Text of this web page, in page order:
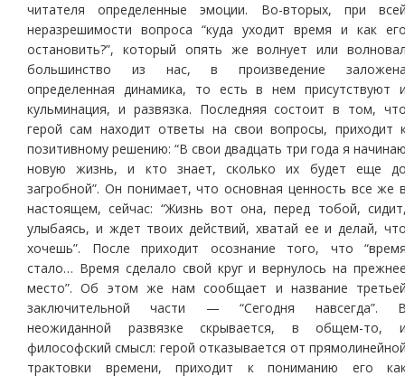
читателя определенные эмоции. Во-вторых, при
неразрешимости вопроса “куда уходит время и как
остановить?”, который опять же волнует или
большинство из нас, в произведение
определенная динамика, то есть в нем присутствуют
кульминация, и развязка. Последняя состоит в том,
герой сам находит ответы на свои вопросы, приходит
позитивному решению: “В свои двадцать три года я
новую жизнь, и кто знает, сколько их будет еще
загробной”. Он понимает, что основная ценность все же
настоящем, сейчас: “Жизнь вот она, перед тобой,
улыбаясь, и ждет твоих действий, хватай ее и делай,
хочешь”. После приходит осознание того, что
стало… Время сделало свой круг и вернулось на
место”. Об этом же нам сообщает и название
заключительной части — “Сегодня навсегда”.
неожиданной развязке скрывается, в общем-то,
философский смысл: герой отказывается от
трактовки времени, приходит к пониманию его